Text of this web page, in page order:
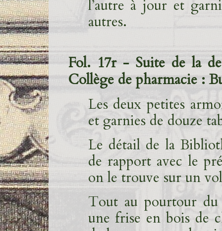
l’autre à jour et
autres.
Fol. 17r - Suite de la
Collège de pharmacie :
Les deux petites
et garnies de douze
Le détail de la
de rapport avec le
on le trouve sur un
Tout au pourtour du
une frise en bois de